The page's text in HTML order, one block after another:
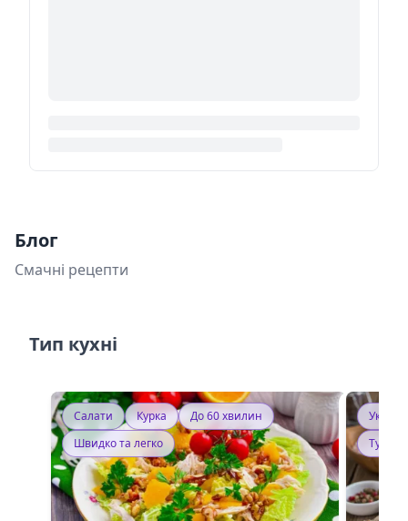
Блог
Смачні рецепти
Тип кухні
Салати Курка
До 60 хвилин
Швидко та легко